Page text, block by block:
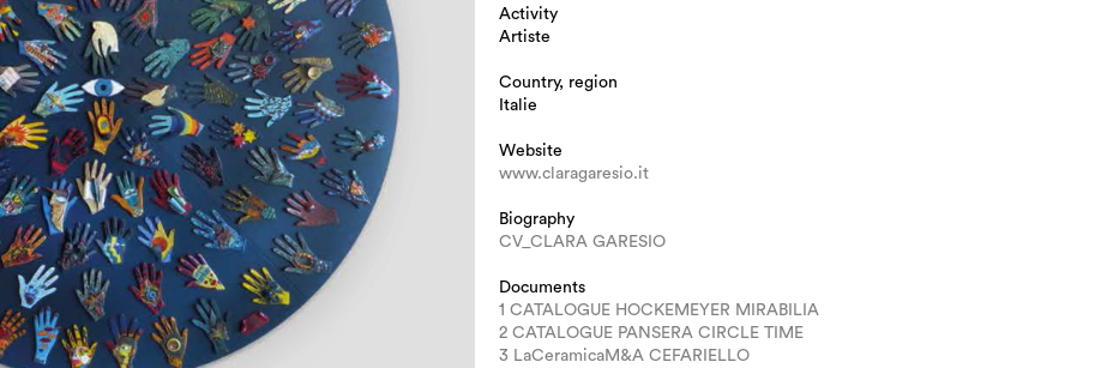
Activity
Artiste
Country, region
Italie
Website
www.claragaresio.it
Biography
CV_CLARA GARESIO
Documents
1 CATALOGUE HOCKEMEYER MIRABILIA
2 CATALOGUE PANSERA CIRCLE TIME
3 LaCeramicaM&A CEFARIELLO